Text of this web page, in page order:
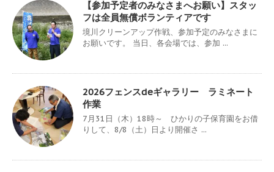
【参加予定者のみなさまへお願い】スタッ
フは全員無償ボランティアです
境川クリーンアップ作戦、参加予定のみなさまに
お願いです。 当日、各会場では、参加 ...
2026フェンスdeギャラリー ラミネート
作業
7月31日（木）18時～ ひかりの子保育園をお借
りして、8/8（土）日より開催さ ...